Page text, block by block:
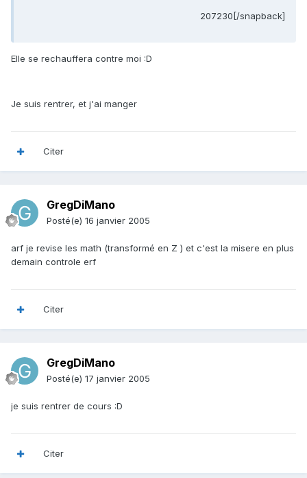
207230[/snapback]
Elle se rechauffera contre moi :D
Je suis rentrer, et j'ai manger
Citer
GregDiMano
Posté(e) 16 janvier 2005
arf je revise les math (transformé en Z ) et c'est la misere en plus
demain controle erf
Citer
GregDiMano
Posté(e) 17 janvier 2005
je suis rentrer de cours :D
Citer